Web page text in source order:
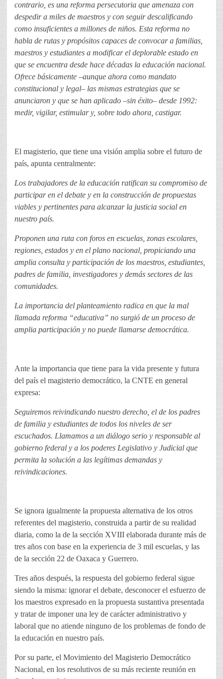
contrario, es una reforma persecutoria que amenaza con
despedir a miles de maestros y con seguir descalificando
como insuficientes a millones de niños. Esta reforma no
habla de rutas y propósitos capaces de convocar a familias,
maestros y estudiantes a modificar el deplorable estado en
que se encuentra desde hace décadas la educación nacional.
Ofrece básicamente –aunque ahora como mandato
constitucional y legal– las mismas estrategias que se
anunciaron y que se han aplicado –sin éxito– desde 1992:
medir, vigilar, estimular y, sobre todo ahora, castigar.
El magisterio, que tiene una visión amplia sobre el futuro de
país, apunta centralmente:
Los trabajadores de la educación ratifican su compromiso de
participar en el debate y en la construcción de propuestas
viables y pertinentes para alcanzar la justicia social en
nuestro país.
Proponen una ruta con foros en escuelas, zonas escolares,
regiones, estados y en el plano nacional, propiciando una
amplia consulta y participación de los maestros, estudiantes,
padres de familia, investigadores y demás sectores de las
comunidades.
La importancia del planteamiento radica en que la mal
llamada reforma “educativa” no surgió de un proceso de
amplia participación y no puede llamarse democrática.
Ante la importancia que tiene para la vida presente y futura
del país el magisterio democrático, la CNTE en general
expresa:
Seguiremos reivindicando nuestro derecho, el de los padres
de familia y estudiantes de todos los niveles de ser
escuchados. Llamamos a un diálogo serio y responsable al
gobierno federal y a los poderes Legislativo y Judicial que
permita la solución a las legítimas demandas y
reivindicaciones.
Se ignora igualmente la propuesta alternativa de los otros
referentes del magisterio, construida a partir de su realidad
diaria, como la de la sección XVIII elaborada durante más de
tres años con base en la experiencia de 3 mil escuelas, y las
de la sección 22 de Oaxaca y Guerrero.
Tres años después, la respuesta del gobierno federal sigue
siendo la misma: ignorar el debate, desconocer el esfuerzo de
los maestros expresado en la propuesta sustantiva presentada
y tratar de imponer una ley de carácter administrativo y
laboral que no atiende ninguno de los problemas de fondo de
la educación en nuestro país.
Por su parte, el Movimiento del Magisterio Democrático
Nacional, en los resolutivos de su más reciente reunión en